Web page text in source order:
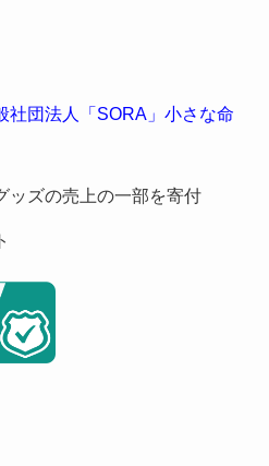
社団法人「SORA」小さな命
ズの売上の一部を寄付